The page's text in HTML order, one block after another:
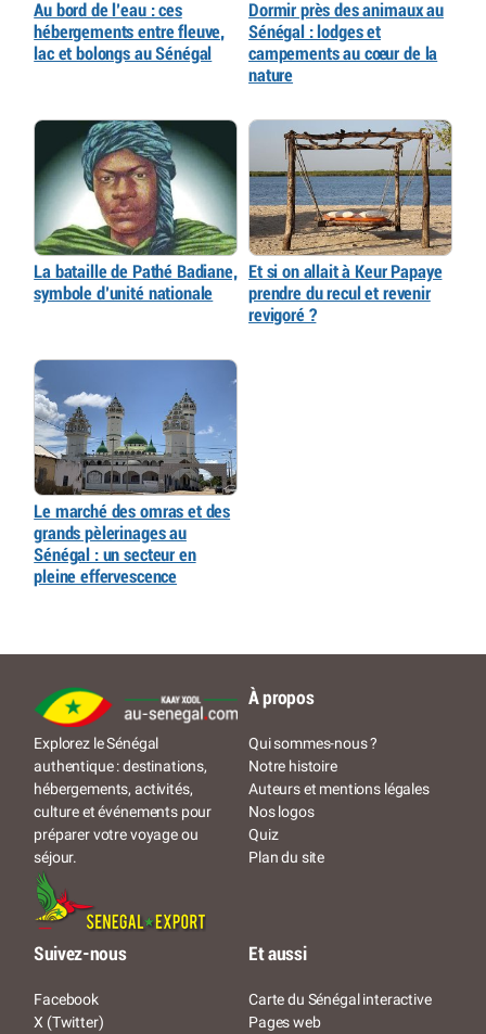
Au bord de l’eau : ces
hébergements entre fleuve,
lac et bolongs au Sénégal
Dormir près des animaux au
Sénégal : lodges et
campements au cœur de la
nature
La bataille de Pathé Badiane,
symbole d’unité nationale
Et si on allait à Keur Papaye
prendre du recul et revenir
revigoré ?
Le marché des omras et des
grands pèlerinages au
Sénégal : un secteur en
pleine effervescence
Explorez le Sénégal
authentique : destinations,
hébergements, activités,
culture et événements pour
préparer votre voyage ou
séjour.
À propos
Qui sommes-nous ?
Notre histoire
Auteurs et mentions légales
Nos logos
Quiz
Plan du site
Suivez-nous
Facebook
X (Twitter)
Et aussi
Carte du Sénégal interactive
Pages web